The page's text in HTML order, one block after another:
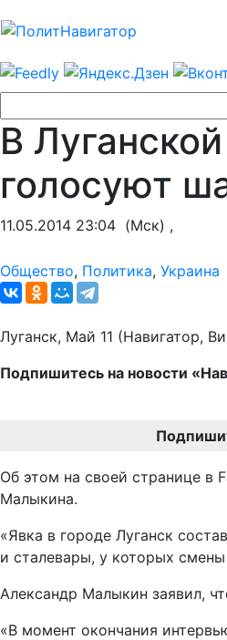
В
голосуют
11.05.2014 23:04 (Мск) ,
Общество, Политика, Украина
Луганск, Май 11 (Навигатор,
Подпишитесь на новости
Об этом на своей странице в
Малыкина.
«Явка в городе Луганск
и сталевары, у которых
Александр Малыкин заявил,
«В момент окончания